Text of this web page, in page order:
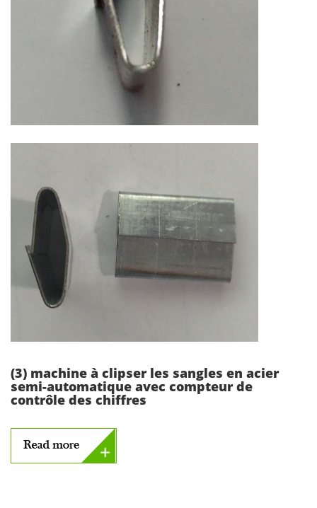
(3) machine à clipser les sangles en acier
semi-automatique avec compteur de
contrôle des chiffres